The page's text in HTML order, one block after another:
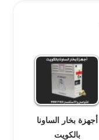
أجهزة بخار الساونا
بالكويت